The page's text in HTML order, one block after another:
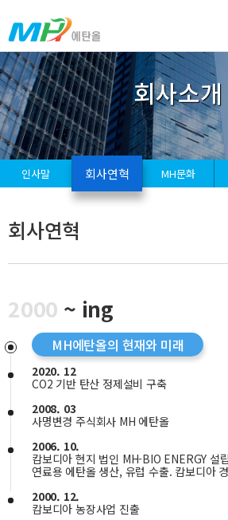
회사소개
인사말 회사연혁 MH문화
회사연혁
2000 ~ ing
MH에탄올의 현재와 미래
2020. 12
CO2 기반 탄산 정제설비 구축
2008. 03
사명변경 주식회사 MH 에탄올
2006. 10.
캄보디아 현지 법인 MH-BIO ENERGY 설립
연료용 에탄올 생산, 유럽 수출. 캄보디아
2000. 12.
캄보디아 농장사업 진출